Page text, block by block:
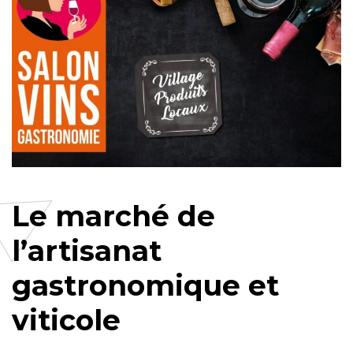
Le marché de
l’artisanat
gastronomique et
viticole